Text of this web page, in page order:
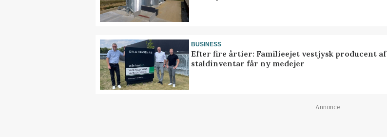
BUSINESS
Efter fire årtier: Familieejet vestjysk producent af
staldinventar får ny medejer
Annonce